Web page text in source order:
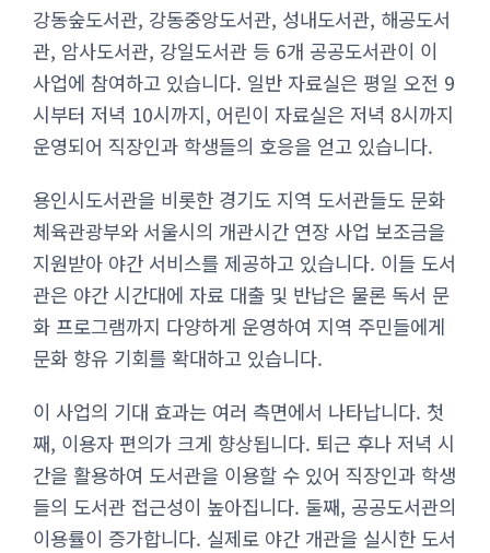
강동숲도서관, 강동중앙도서관, 성내도서관, 해공도서
관, 암사도서관, 강일도서관 등 6개 공공도서관이 이
사업에 참여하고 있습니다. 일반 자료실은 평일 오전 9
시부터 저녁 10시까지, 어린이 자료실은 저녁 8시까지
운영되어 직장인과 학생들의 호응을 얻고 있습니다.
용인시도서관을 비롯한 경기도 지역 도서관들도 문화
체육관광부와 서울시의 개관시간 연장 사업 보조금을
지원받아 야간 서비스를 제공하고 있습니다. 이들 도서
관은 야간 시간대에 자료 대출 및 반납은 물론 독서 문
화 프로그램까지 다양하게 운영하여 지역 주민들에게
문화 향유 기회를 확대하고 있습니다.
이 사업의 기대 효과는 여러 측면에서 나타납니다. 첫
째, 이용자 편의가 크게 향상됩니다. 퇴근 후나 저녁 시
간을 활용하여 도서관을 이용할 수 있어 직장인과 학생
들의 도서관 접근성이 높아집니다. 둘째, 공공도서관의
이용률이 증가합니다. 실제로 야간 개관을 실시한 도서